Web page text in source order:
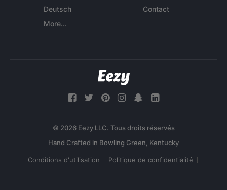
Deutsch
More...
Contact
© 2026 Eezy LLC. Tous droits réservés
Conditions d'utilisation Politique de confidentialité